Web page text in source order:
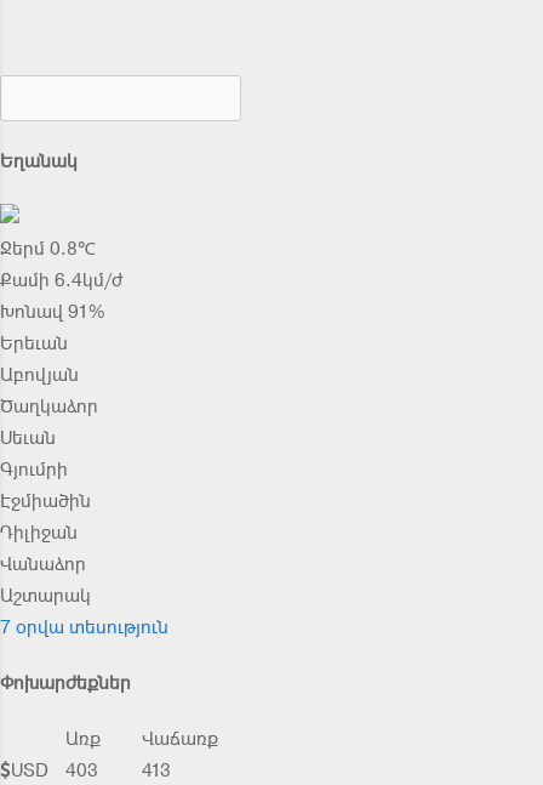
Եղանակ
Ջերմ 0.8℃
Քամի 6.4կմ/ժ
Խոնավ 91%
Երեւան
Աբովյան
Ծաղկաձոր
Սեւան
Գյումրի
Էջմիածին
Դիլիջան
Վանաձոր
Աշտարակ
7 օրվա տեսություն
Փոխարժեքներ
Առք
Վաճառք
USD
403 413